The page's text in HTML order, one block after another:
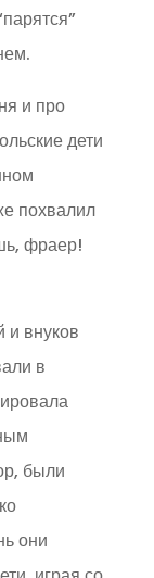
и про
дети
похвалил
фраер!
и внуков
в
были
они